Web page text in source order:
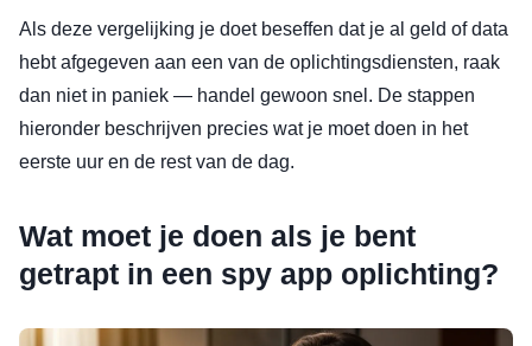
Als deze vergelijking je doet beseffen dat je al geld of data
hebt afgegeven aan een van de oplichtingsdiensten, raak
dan niet in paniek — handel gewoon snel. De stappen
hieronder beschrijven precies wat je moet doen in het
eerste uur en de rest van de dag.
Wat moet je doen als je bent
getrapt in een spy app oplichting?